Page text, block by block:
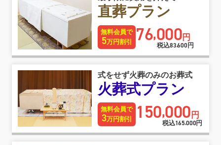
直葬プラン
無料会員で
5万円割引 76,000円
税込83,600 円
式をせず火葬のみのお葬式
火葬式プラン
無料会員で
3万円割引 150,000 円
税込165,000円